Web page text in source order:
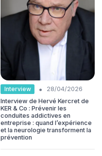
Interview •
28/04/2026
Interview de Hervé Kercret de
KER & Co : Prévenir les
conduites addictives en
entreprise : quand l’expérience
et la neurologie transforment la
prévention